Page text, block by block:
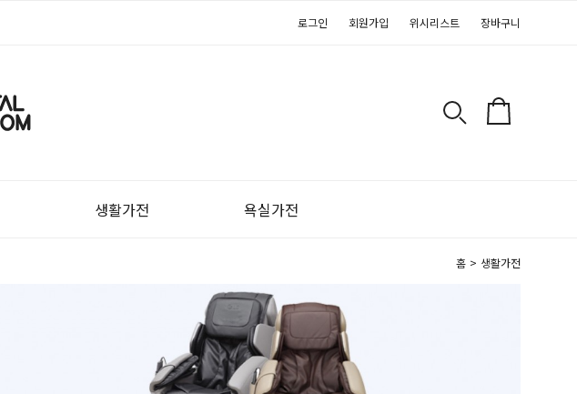
로그인 회원가입 위시리스트 장바구니
생활가전 욕실가전
홈 > 생활가전